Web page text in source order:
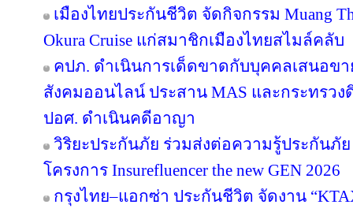
เมืองไทยประกันชีวิต จัดกิจกรรม Muang
Okura Cruise แก่สมาชิกเมืองไทยสไมล์คลับ
คปภ. ดำเนินการเด็ดขาดกับบุคคลเสนอข
สังคมออนไลน์ ประสาน MAS และกระทรวง
ปอศ. ดำเนินคดีอาญา
วิริยะประกันภัย ร่วมส่งต่อความรู้ประกันภั
โครงการ Insurefluencer the new GEN 2026
กรุงไทย–แอกซ่า ประกันชีวิต จัดงาน